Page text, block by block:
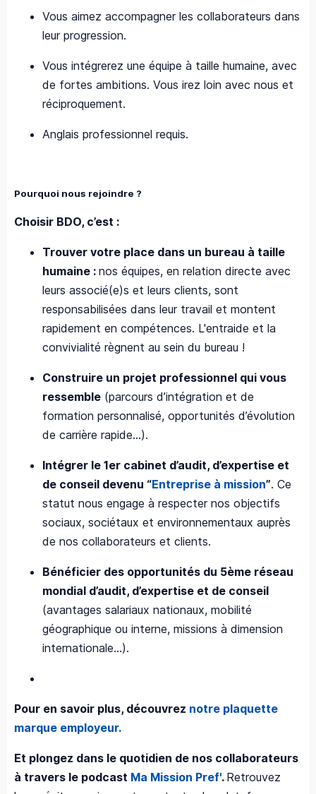
Vous aimez accompagner les collaborateurs dans
leur progression.
Vous intégrerez une équipe à taille humaine, avec
de fortes ambitions. Vous irez loin avec nous et
réciproquement.
Anglais professionnel requis.
Pourquoi nous rejoindre ?
Choisir BDO, c’est :
Trouver votre place dans un bureau à taille
humaine : nos équipes, en relation directe avec
leurs associé(e)s et leurs clients, sont
responsabilisées dans leur travail et montent
rapidement en compétences. L'entraide et la
convivialité règnent au sein du bureau !
Construire un projet professionnel qui vous
ressemble (parcours d’intégration et de
formation personnalisé, opportunités d’évolution
de carrière rapide…).
Intégrer le 1er cabinet d’audit, d’expertise et
de conseil devenu “Entreprise à mission”. Ce
statut nous engage à respecter nos objectifs
sociaux, sociétaux et environnementaux auprès
de nos collaborateurs et clients.
Bénéficier des opportunités du 5ème réseau
mondial d’audit, d’expertise et de conseil
(avantages salariaux nationaux, mobilité
géographique ou interne, missions à dimension
internationale…).
Pour en savoir plus, découvrez notre plaquette
marque employeur.
Et plongez dans le quotidien de nos collaborateurs
à travers le podcast Ma Mission Pref'. Retrouvez